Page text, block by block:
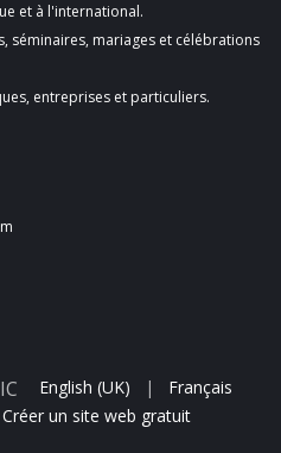
et à l'international.
séminaires, mariages et célébrations
entreprises et particuliers.
English (UK) |
Français
un site web gratuit